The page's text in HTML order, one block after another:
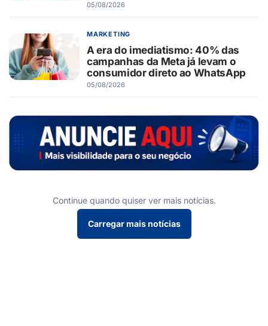
05/08/2026
MARKETING
A era do imediatismo: 40% das
campanhas da Meta já levam o
consumidor direto ao WhatsApp
05/08/2026
Continue quando quiser ver mais notícias.
Carregar mais notícias